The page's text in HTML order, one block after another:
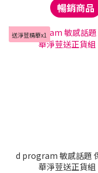
暢銷商品
送淨荳精華x1
d program 敏感話題
華淨荳送正貨組